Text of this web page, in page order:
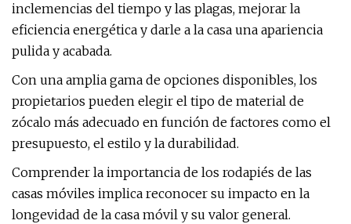
inclemencias del tiempo y las plagas, mejorar la
eficiencia energética y darle a la casa una apariencia
pulida y acabada.
Con una amplia gama de opciones disponibles, los
propietarios pueden elegir el tipo de material de
zócalo más adecuado en función de factores como el
presupuesto, el estilo y la durabilidad.
Comprender la importancia de los rodapiés de las
casas móviles implica reconocer su impacto en la
longevidad de la casa móvil y su valor general.